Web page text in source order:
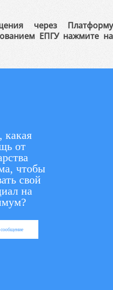
через Платформу
ЕПГУ нажмите на
какая
от
чтобы
свой
на